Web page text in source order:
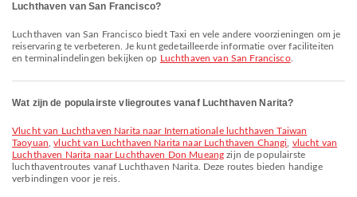
Luchthaven van San Francisco?
Luchthaven van San Francisco biedt Taxi en vele andere voorzieningen om je
reiservaring te verbeteren. Je kunt gedetailleerde informatie over faciliteiten
en terminalindelingen bekijken op Luchthaven van San Francisco.
Wat zijn de populairste vliegroutes vanaf Luchthaven Narita?
vlucht van Luchthaven Narita naar Internationale luchthaven Taiwan
Taoyuan ,vlucht van Luchthaven Narita naar Luchthaven Changi
vlucht van
Luchthaven Narita naar Luchthaven Don Mueang zijn de populairste
luchthaventroutes vanaf Luchthaven Narita. Deze routes bieden handige
verbindingen voor je reis.